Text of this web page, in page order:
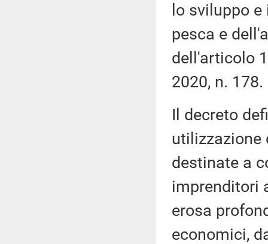
lo sviluppo
pesca e
dell'articolo
2020, n. 178.
Il decreto
utilizzazione
destinate a
imprenditori
erosa
economici,